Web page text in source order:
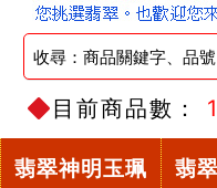
目前商品數：
翡翠神明玉珮 翡